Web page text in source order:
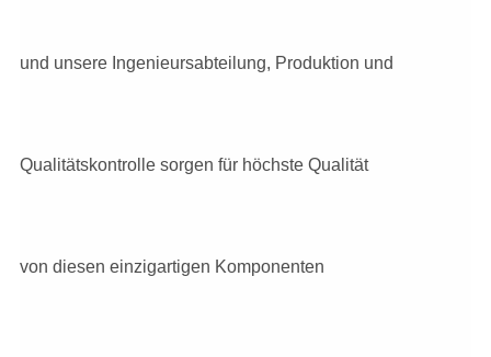
und unsere Ingenieursabteilung, Produktion und
Qualitätskontrolle sorgen für höchste Qualität
von diesen einzigartigen Komponenten